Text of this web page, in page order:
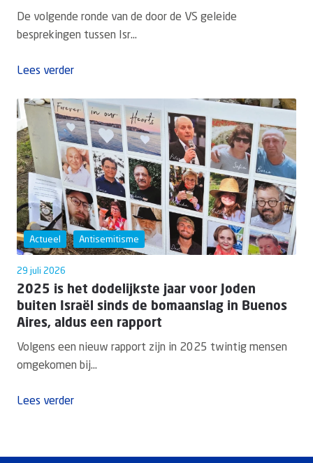
De volgende ronde van de door de VS geleide
besprekingen tussen Isr...
Lees verder
Actueel Antisemitisme
29 juli 2026
2025 is het dodelijkste jaar voor Joden
buiten Israël sinds de bomaanslag in Buenos
Aires, aldus een rapport
Volgens een nieuw rapport zijn in 2025 twintig mensen
omgekomen bij...
Lees verder